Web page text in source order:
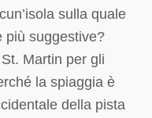
sulla quale
più suggestive?
Martin per gli
la spiaggia è
della pista